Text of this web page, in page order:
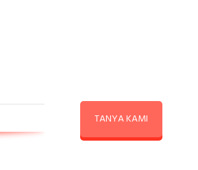
TANYA KAMI